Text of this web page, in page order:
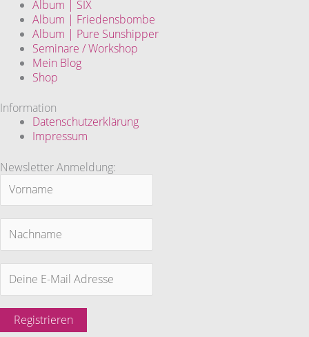
Album | SIX
Album | Friedensbombe
Album | Pure Sunshipper
Seminare / Workshop
Mein Blog
Shop
Information
Datenschutzerklärung
Impressum
Newsletter Anmeldung: